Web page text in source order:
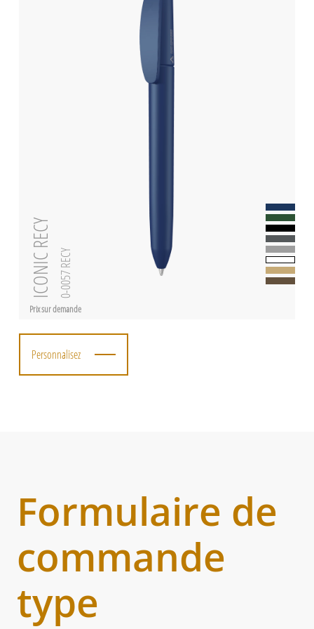
Prix sur demande
ICONIC RECY 0-0057 RECY
Personnalisez
Formulaire de
commande
type